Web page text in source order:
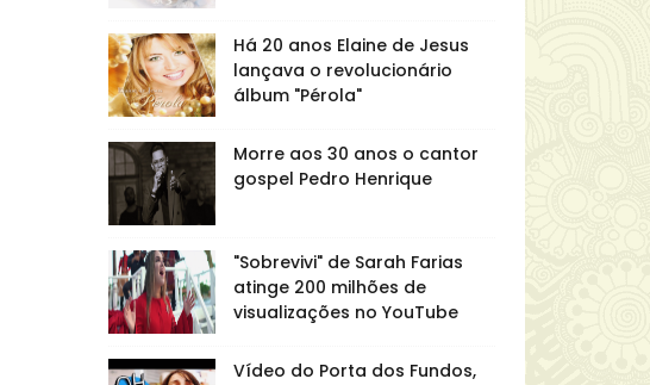
Há 20 anos Elaine de Jesus
lançava o revolucionário
álbum "Pérola"
Morre aos 30 anos o cantor
gospel Pedro Henrique
"Sobrevivi" de Sarah Farias
atinge 200 milhões de
visualizações no YouTube
Vídeo do Porta dos Fundos,